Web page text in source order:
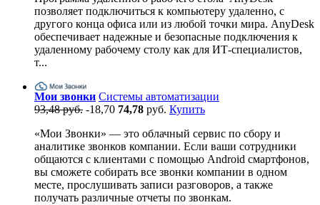
позволяет подключиться к компьютеру удаленно, с
другого конца офиса или из любой точки мира. AnyDesk
обеспечивает надежные и безопасные подключения к
удаленному рабочему столу как для ИТ-специалистов,
т...
Мои звонки Системы автоматизации
93,48 руб. -18,70 74,78 руб. Купить
«Мои Звонки» — это облачный сервис по сбору и
аналитике звонков компании. Если ваши сотрудники
общаются с клиентами с помощью Android смартфонов,
вы сможете собирать все звонки компании в одном
месте, прослушивать записи разговоров, а также
получать различные отчеты по звонкам.